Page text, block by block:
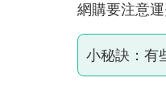
網購要注意運
小秘訣：有